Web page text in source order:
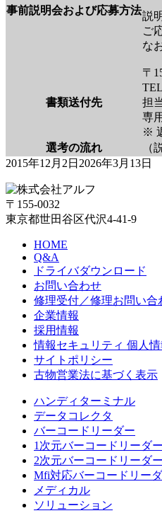
事前説明会および応募方法説
ご
な
書類送付先
〒
担
専
※
選考の流れ
2015年12月2日 2026年3月13日
〒155-0032
東京都世田谷区代沢4-41-9
HOME
Q&A
ドライバダウンロード
お問い合わせ
修理受付／修理お問い合
企業情報
採用情報
情報セキュリティ 個人
サイトポリシー
古物営業法に基づく表示
ハンディターミナル
データコレクタ
バーコードリーダー
1次元バーコードリーダー
2次元バーコードリーダー
Mfi対応バーコードリー
メディカル
ソリューション